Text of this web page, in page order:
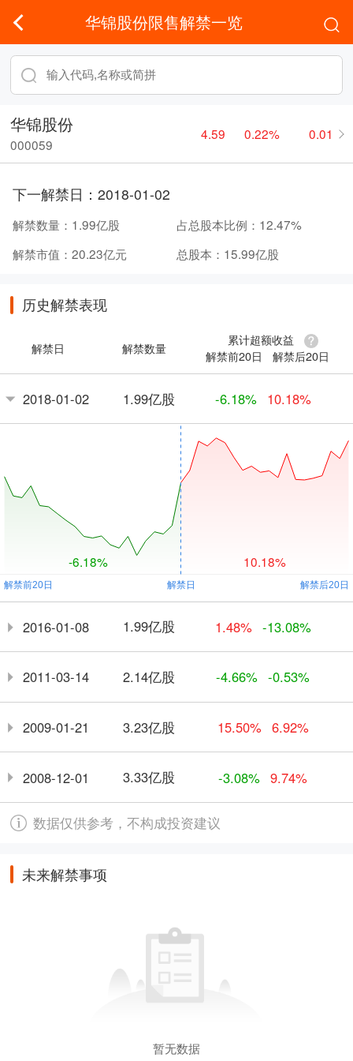
华锦股份限售解禁一览
华锦股份
000059
4.59 0.22% 0.01
下一解禁日： 2018-01-02
解禁数量： 1.99亿股 占总股本比例： 12.47%
解禁市值： 20.23亿元 总股本： 15.99亿股
历史解禁表现
解禁日 解禁数量
累计超额收益
解禁前20日
解禁后20日
2018-01-02 1.99亿股 -6.18% 10.18%
-6.18% 10.18%
2016-01-08 1.99亿股 1.48% -13.08%
2011-03-14 2.14亿股 -4.66% -0.53%
2009-01-21 3.23亿股 15.50% 6.92%
2008-12-01 3.33亿股 -3.08% 9.74%
数据仅供参考，不构成投资建议
未来解禁事项
暂无数据